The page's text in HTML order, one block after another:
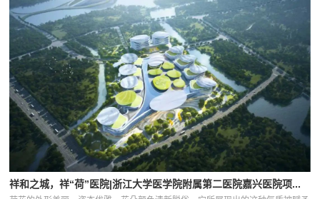
祥和之城，祥“荷”医院|浙江大学医学院附属第二医院嘉兴医院项...